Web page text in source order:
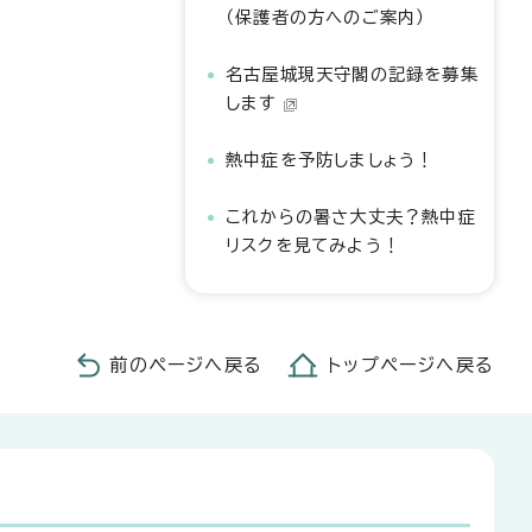
（保護者の方へのご案内）
名古屋城現天守閣の記録を募集
します
熱中症を予防しましょう！
これからの暑さ大丈夫？熱中症
リスクを見てみよう！
前のページへ戻る トップページへ戻る